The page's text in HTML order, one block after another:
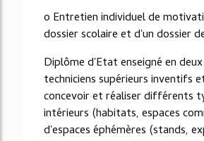
o Entretien individuel de
dossier scolaire et d'un dossier
Diplôme d'Etat enseigné en
techniciens supérieurs inventifs
concevoir et réaliser différents
intérieurs (habitats, espaces
d'espaces éphémères (stands,